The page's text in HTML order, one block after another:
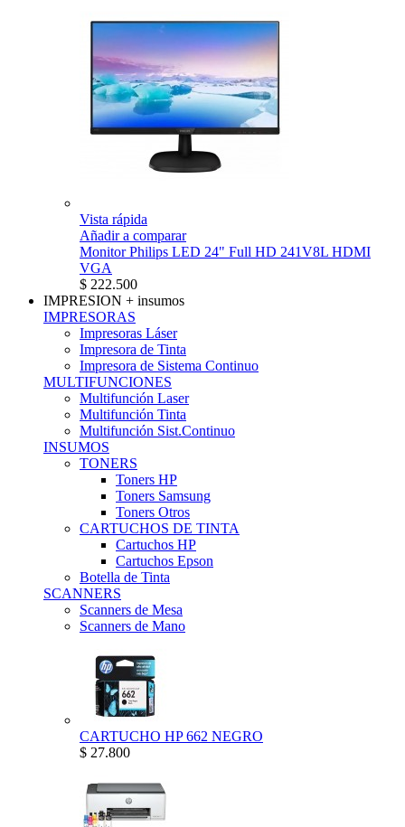
Vista rápida
Añadir a comparar
Monitor Philips LED 24" Full HD 241V8L HDMI
VGA
$ 222.500
IMPRESION + insumos
IMPRESORAS
Impresoras Láser
Impresora de Tinta
Impresora de Sistema Continuo
MULTIFUNCIONES
Multifunción Laser
Multifunción Tinta
Multifunción Sist.Continuo
INSUMOS
TONERS
Toners HP
Toners Samsung
Toners Otros
CARTUCHOS DE TINTA
Cartuchos HP
Cartuchos Epson
Botella de Tinta
SCANNERS
Scanners de Mesa
Scanners de Mano
CARTUCHO HP 662 NEGRO
$ 27.800